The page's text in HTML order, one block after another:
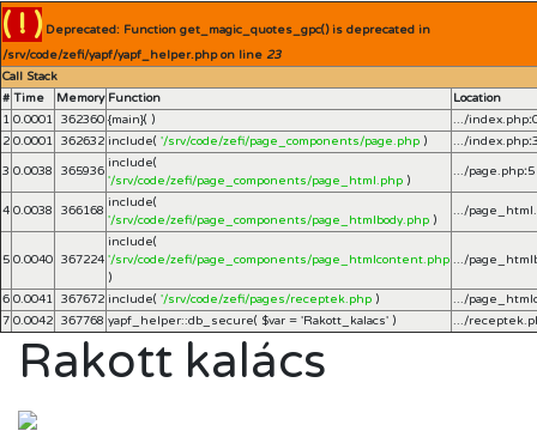
( ! ) Deprecated: Function get_magic_quotes_gpc() is deprecated in
/srv/code/zefi/yapf/yapf_helper.php on line 23
Call Stack
# Time Memory Function
Location
1 0.0001 362360 {main}( ) .../index.php:
2 0.0001 362632 include( '/srv/code/zefi/page_components/page.php ) .../index.php:
3 0.0038 365936
include(
'/srv/code/zefi/page_components/page_html.php )
.../page.php:5
4 0.0038 366168
include(
'/srv/code/zefi/page_components/page_htmlbody.php )
.../
5 0.0040 367224
include(
'/srv/code/zefi/page_components/page_htmlcontent.php
)
.../
6 0.0041 367672 include( '/srv/code/zefi/pages/receptek.php )
.../
7 0.0042 367768 yapf_helper::db_secure( $var = 'Rakott_kalacs' ) .../
Rakott kalács